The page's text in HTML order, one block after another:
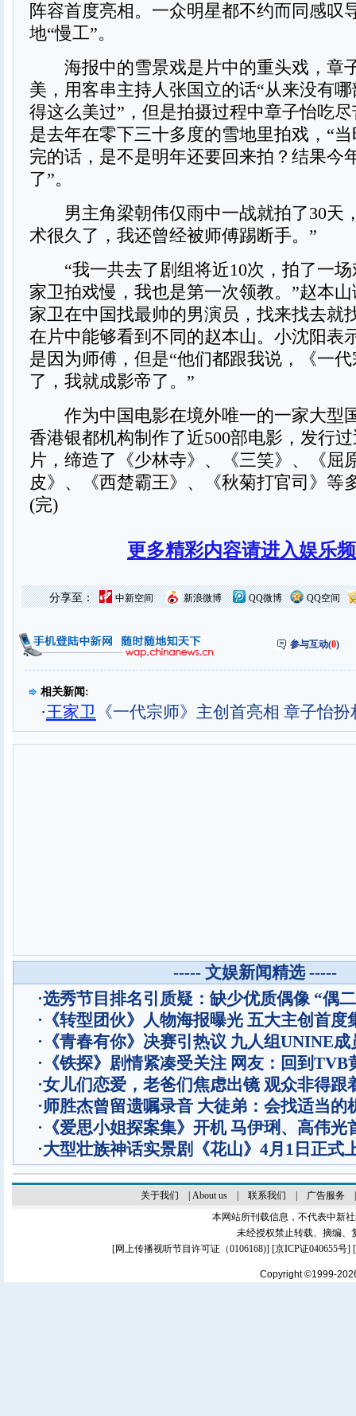
阵容首度亮相。一众明星都不约而同感叹
地“慢工”。
海报中的雪景戏是片中的重头戏，章
美，用客串主持人张国立的话“从来没有
得这么美过”，但是拍摄过程中章子怡吃
是去年在零下三十多度的雪地里拍戏，“
完的话，是不是明年还要回来拍？结果今
了”。
男主角梁朝伟仅雨中一战就拍了30天
术很久了，我还曾经被师傅踢断手。”
“我一共去了剧组将近10次，拍了一场
家卫拍戏慢，我也是第一次领教。”赵本
家卫在中国找最帅的男演员，找来找去就
在片中能够看到不同的赵本山。小沈阳表
是因为师傅，但是“他们都跟我说，《一
了，我就成影帝了。”
作为中国电影在境外唯一的一家大型
香港银都机构制作了近500部电影，发行
片，缔造了《少林寺》、《三笑》、《屈
皮》、《西楚霸王》、《秋菊打官司》等
(完)
更多精彩内容请进入娱乐
QQ空间
QQ微博
新浪微博
中新空间
分享至：
参与互动(0)
相关新闻:
·王家卫 《一代宗师》主创首亮相 章子怡
----- 文娱新闻精选 -----
·选秀节目排名引质疑：缺少优质偶像 “偶
· 《转型团伙》人物海报曝光 五大主创首度
· 《青春有你》决赛引热议 九人组UNINE成
· 《铁探》剧情紧凑受关注 网友：回到TVB
·女儿们恋爱，老爸们焦虑出镜 观众非得跟
·师胜杰曾留遗嘱录音 大徒弟：会找适当的
· 《爱思小姐探案集》开机 马伊琍、高伟光
·大型壮族神话实景剧《花山》4月1日正式
关于我们 About us| 联系我们 广告服务
本网站所刊载信息，不代表中新
未经授权禁止转载、摘编、
[网上传播视听节目许可证（0106168)] [京ICP证040655号]
Copyright ©1999-